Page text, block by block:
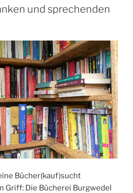
und sprechenden
Bücher(kauf)sucht
Griff: Die Bücherei Burgwedel